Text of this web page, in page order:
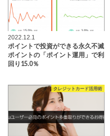
2022.12.1
ポイントで投資ができる永久不滅
ポイントの「ポイント運用」で利
回り15.0％
クレジットカード活用術